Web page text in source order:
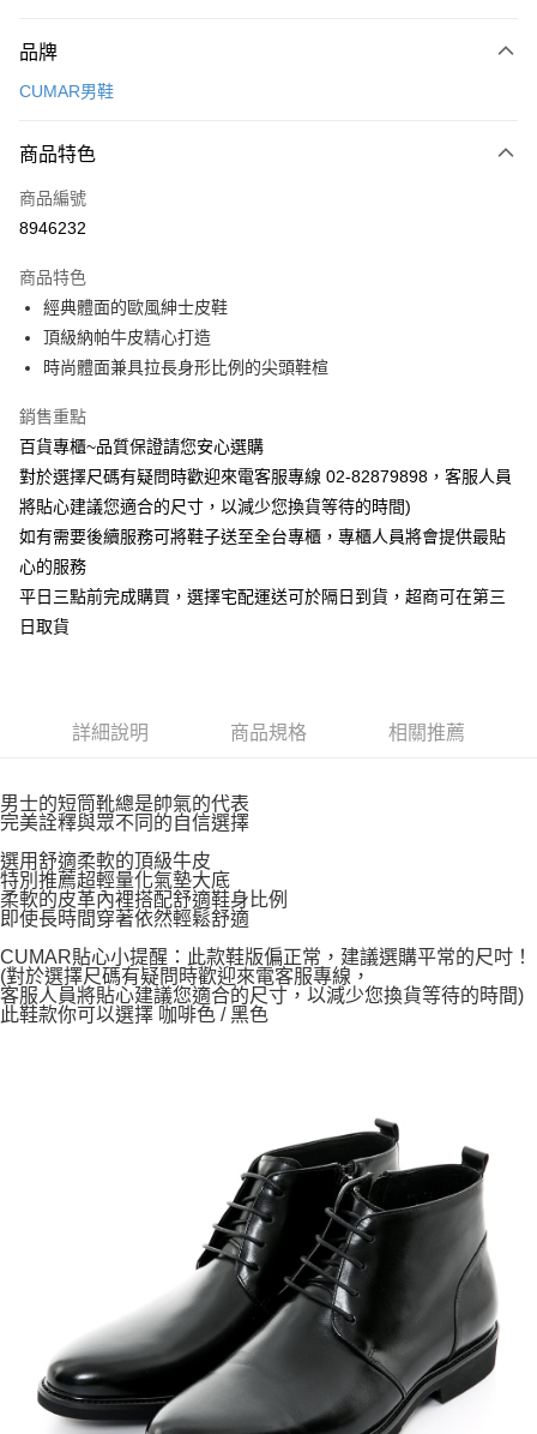
信用卡一次付款
Apple Pay
街口支付
宅配
每筆NT$90，滿NT$1,000(含以上)免運費
品牌
CUMAR男鞋
商品特色
商品編號
8946232
商品特色
經典體面的歐風紳士皮鞋
頂級納帕牛皮精心打造
時尚體面兼具拉長身形比例的尖頭鞋楦
銷售重點
百貨專櫃~品質保證請您安心選購
對於選擇尺碼有疑問時歡迎來電客服專線 02-82879898，客服人員
將貼心建議您適合的尺寸，以減少您換貨等待的時間)
如有需要後續服務可將鞋子送至全台專櫃，專櫃人員將會提供最貼
心的服務
平日三點前完成購買，選擇宅配運送可於隔日到貨，超商可在第三
日取貨
詳細說明 商品規格 相關推薦
男士的短筒靴總是帥氣的代表
完美詮釋與眾不同的自信選擇
選用舒適柔軟的頂級牛皮
特別推薦超輕量化氣墊大底
柔軟的皮革內裡搭配舒適鞋身比例
即使長時間穿著依然輕鬆舒適
CUMAR貼心小提醒：此款鞋版偏正常，建議選購平常的尺吋！
(對於選擇尺碼有疑問時歡迎來電客服專線，
客服人員將貼心建議您適合的尺寸，以減少您換貨等待的時間)
此鞋款你可以選擇 咖啡色 / 黑色